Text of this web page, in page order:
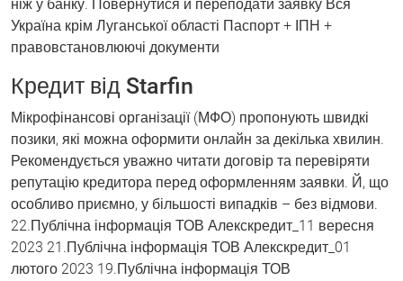
ніж у банку. Повернутися и переподати заявку Вся
Україна крім Луганської області Паспорт + ІПН +
правовстановлюючі документи
Кредит від Starfin
Мікрофінансові організації (МФО) пропонують швидкі
позики, які можна оформити онлайн за декілька хвилин.
Рекомендується уважно читати договір та перевіряти
репутацію кредитора перед оформленням заявки. Й, що
особливо приємно, у більшості випадків – без відмови.
22.Публічна інформація ТОВ Алекскредит_11 вересня
2023 21.Публічна інформація ТОВ Алекскредит_01
лютого 2023 19.Публічна інформація ТОВ